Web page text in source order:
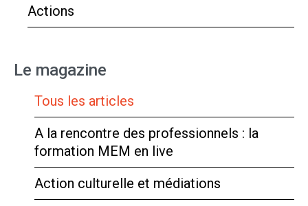
Actions
Le magazine
Tous les articles
A la rencontre des professionnels : la
formation MEM en live
Action culturelle et médiations